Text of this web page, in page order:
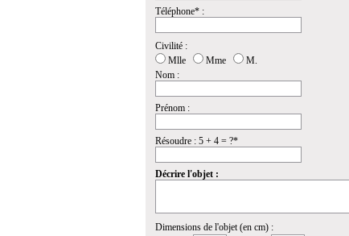
Téléphone* :
Civilité :
Mlle
Mme
M.
Nom :
Prénom :
Résoudre : 5 + 4 = ?*
Décrire l'objet :
Dimensions de l'objet (en cm) :